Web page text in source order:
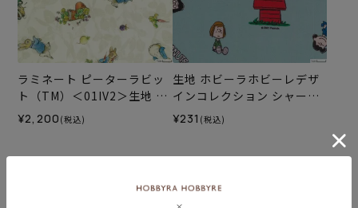
ラミネート ピーターラビッ
ト（TM）＜01IV2＞生地 ホ
ビーラホビーレデザインコ
レクション
¥2,200 (税込)
生地 ホビーラホビーレデザ
インコレクション シャーチ
ング スヌーピーと友達＜02
¥231 (税込)
カテゴリーから探す